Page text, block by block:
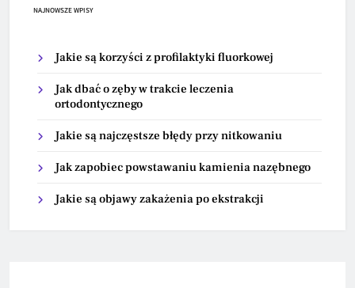
NAJNOWSZE WPISY
Jakie są korzyści z profilaktyki fluorkowej
Jak dbać o zęby w trakcie leczenia
ortodontycznego
Jakie są najczęstsze błędy przy nitkowaniu
Jak zapobiec powstawaniu kamienia nazębnego
Jakie są objawy zakażenia po ekstrakcji